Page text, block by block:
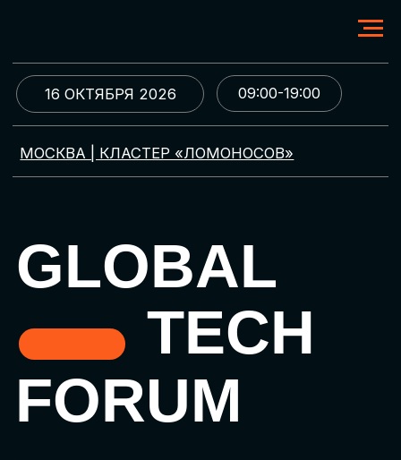
МОСКВА | КЛАСТЕР «ЛОМОНОСОВ»
GLOBAL
TECH
FORUM
Цифровая трансформация
и автоматизация бизнеса
ЗАРЕГИСТРИРОВАТЬСЯ
09:00-19:00
16 ОКТЯБРЯ 2026